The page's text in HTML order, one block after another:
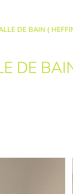
DE BAIN (
DE